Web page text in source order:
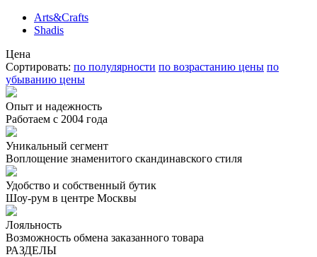
Arts&Crafts
Shadis
Цена
Сортировать: по полулярности по возрастанию цены по
убыванию цены
Опыт и надежность
Работаем с 2004 года
Уникальный сегмент
Воплощение знаменитого скандинавского стиля
Удобство и собственный бутик
Шоу-рум в центре Москвы
Лояльность
Возможность обмена заказанного товара
РАЗДЕЛЫ